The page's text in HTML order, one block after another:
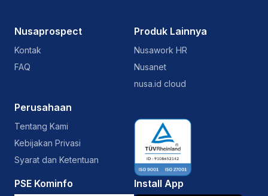
Nusaprospect
Kontak
FAQ
Produk Lainnya
Nusawork HR
Nusanet
nusa.id cloud
Perusahaan
Tentang Kami
Kebijakan Privasi
Syarat dan Ketentuan
PSE Kominfo Install App